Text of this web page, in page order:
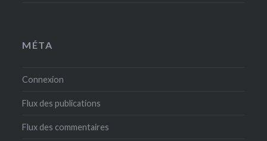
MÉTA
Connexion
Flux des publications
Flux des commentaires